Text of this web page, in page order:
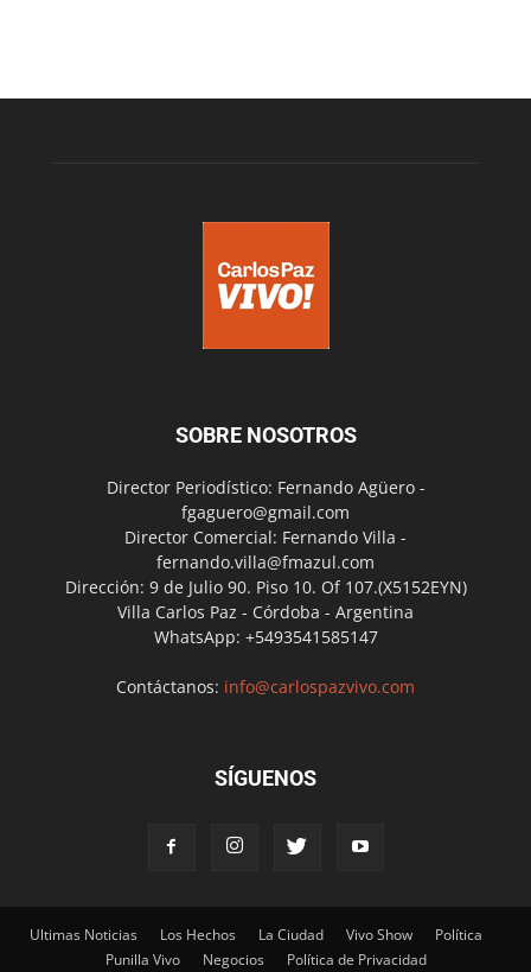
SOBRE NOSOTROS
Director Periodístico: Fernando Agüero -
fgaguero@gmail.com
Director Comercial: Fernando Villa -
fernando.villa@fmazul.com
Dirección: 9 de Julio 90. Piso 10. Of 107.(X5152EYN)
Villa Carlos Paz - Córdoba - Argentina
WhatsApp: +5493541585147
Contáctanos: info@carlospazvivo.com
SÍGUENOS
Ultimas Noticias Los Hechos La Ciudad Vivo Show
Política
Punilla Vivo
Negocios Política de Privacidad